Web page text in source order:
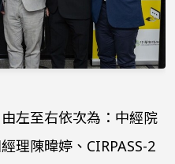
左至右依次為：中經院
理陳暐婷、CIRPASS-2